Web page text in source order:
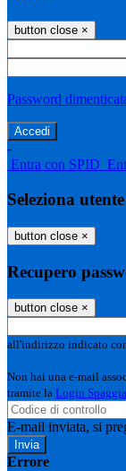
button close ×
Password
-
Entra con SPID
Seleziona utente
button close ×
Recupero
button close ×
all'indirizzo indicato
Non hai una e-mail
tramite la Login
E-mail inviata, si
Errore